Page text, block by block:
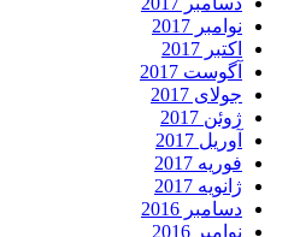
نوامبر 2017
اکتبر 2017
آگوست 2017
جولای 2017
ژوئن 2017
آوریل 2017
فوریه 2017
ژانویه 2017
دسامبر 2016
نوامبر 2016